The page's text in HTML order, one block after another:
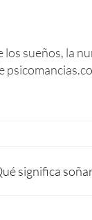
sueños, la
significa